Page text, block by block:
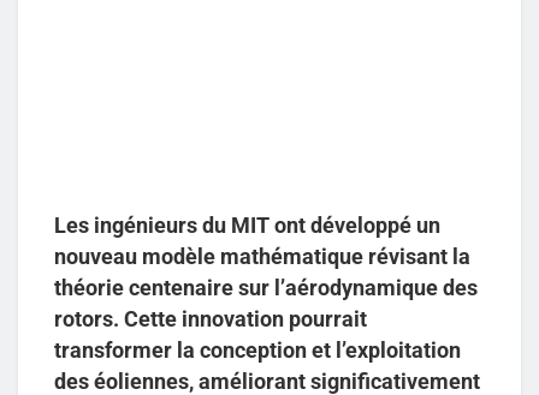
Les ingénieurs du MIT ont développé un
nouveau modèle mathématique révisant la
théorie centenaire sur l’aérodynamique des
rotors. Cette innovation pourrait
transformer la conception et l’exploitation
des éoliennes, améliorant significativement